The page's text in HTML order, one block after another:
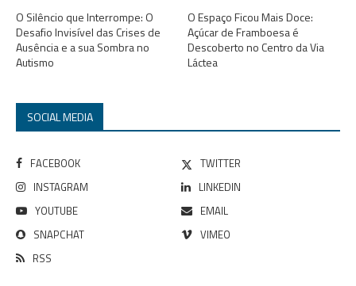
O Silêncio que Interrompe: O
Desafio Invisível das Crises de
Ausência e a sua Sombra no
Autismo
O Espaço Ficou Mais Doce:
Açúcar de Framboesa é
Descoberto no Centro da Via
Láctea
SOCIAL MEDIA
FACEBOOK
TWITTER
INSTAGRAM
LINKEDIN
YOUTUBE
EMAIL
SNAPCHAT
VIMEO
RSS